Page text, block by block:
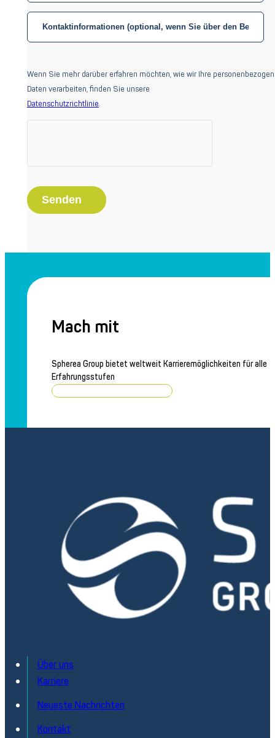
Über uns
Über uns
Erfolgsprojekte
Nachhaltigkeit
Luft- und Raumfahrt
Verteidigung
Energie
Marken
Neueste Nachrichten
Kontakt
Wenn Sie mehr darüber erfahren möchten, wie wir Ihre
Daten verarbeiten, finden Sie unsere
Datenschutzrichtlinie.
Mach mit
Spherea Group bietet weltweit Karrieremöglichkeiten für alle
Erfahrungsstufen
Stellenangebote durchsuchen
Über uns
Karriere
Neueste Nachrichten
Kontakt